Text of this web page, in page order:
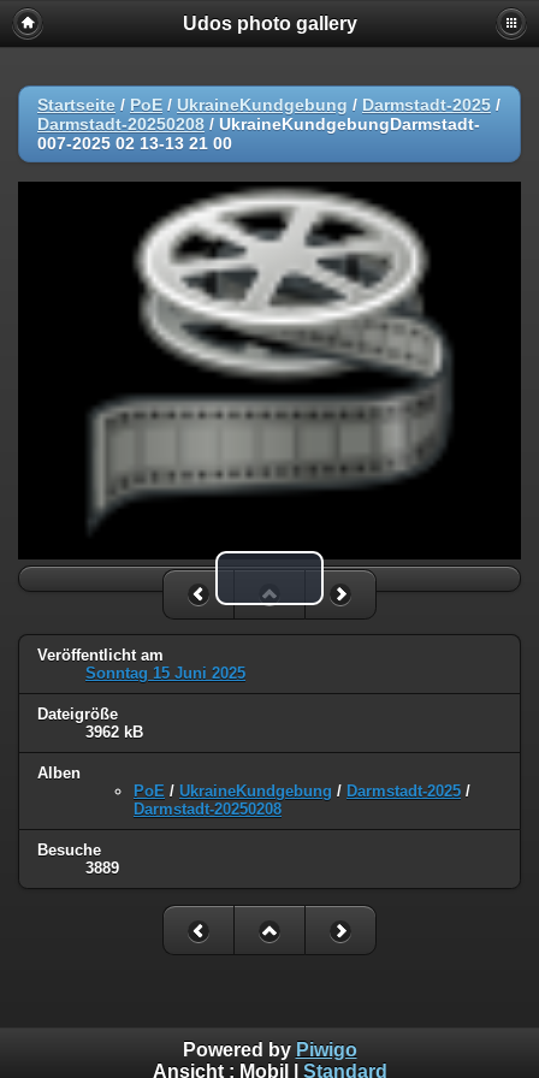
Udos photo gallery
Startseite / PoE / UkraineKundgebung / Darmstadt-2025 /
Darmstadt-20250208 / UkraineKundgebungDarmstadt-
007-2025 02 13-13 21 00
Play Video
Veröffentlicht am
Sonntag 15 Juni 2025
Dateigröße
3962 kB
Alben
PoE / UkraineKundgebung / Darmstadt-2025 /
Darmstadt-20250208
Besuche
3889
Powered by Piwigo
Ansicht : Mobil Standard